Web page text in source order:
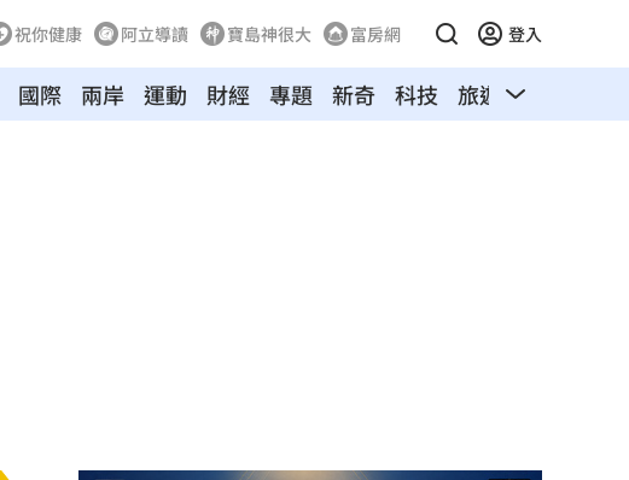
祝你健康 阿立導讀 寶島神很大 富房網 登入
國際 兩岸 運動 財經 專題 新奇 科技 旅遊 汽車